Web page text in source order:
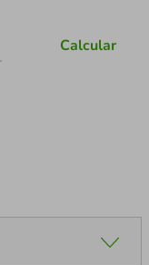
Calcular